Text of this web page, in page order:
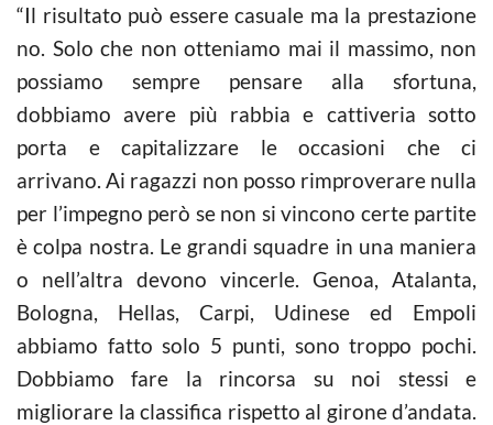
“Il risultato può essere casuale ma la prestazione
no. Solo che non otteniamo mai il massimo, non
possiamo sempre pensare alla sfortuna,
dobbiamo avere più rabbia e cattiveria sotto
porta e capitalizzare le occasioni che ci
arrivano. Ai ragazzi non posso rimproverare nulla
per l’impegno però se non si vincono certe partite
è colpa nostra. Le grandi squadre in una maniera
o nell’altra devono vincerle. Genoa, Atalanta,
Bologna, Hellas, Carpi, Udinese ed Empoli
abbiamo fatto solo 5 punti, sono troppo pochi.
Dobbiamo fare la rincorsa su noi stessi e
migliorare la classifica rispetto al girone d’andata.